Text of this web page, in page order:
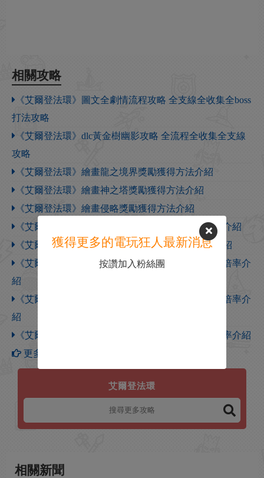
相關攻略
《艾爾登法環》圖文全劇情流程攻略 全支線全收集全boss
打法攻略
《艾爾登法環》dlc黃金樹幽影攻略 全流程全收集全支線
攻略
《艾爾登法環》繪畫龍之境界獎勵獲得方法介紹
《艾爾登法環》繪畫神之塔獎勵獲得方法介紹
《艾爾登法環》繪畫侵略獎勵獲得方法介紹
《艾爾登法環》艾尼爾伊利姆全種類怪物傷害倍率介紹
《艾爾登法環》勞弗古遺跡全種類怪物傷害倍率介紹
《艾爾登法環》隱匿之地指頭之母全種類怪物傷害倍率介
紹
《艾爾登法環》驅暗墓地谷底森林全種類怪物傷害倍率介
紹
《艾爾登法環》幽影城下層區域全種類怪物傷害倍率介紹
更多【艾爾登法環】攻略
艾爾登法環
相關新聞
獲得更多的電玩狂人最新消息
按讚加入粉絲團